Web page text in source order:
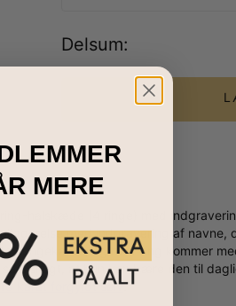
Delsum:
halskæde (4 ringe) med
med indgravering af navne,
kongekæde, og hver ring kommer
alsidigt, at hun kan bære den til
18 karat forgyldt sølv.
MERE